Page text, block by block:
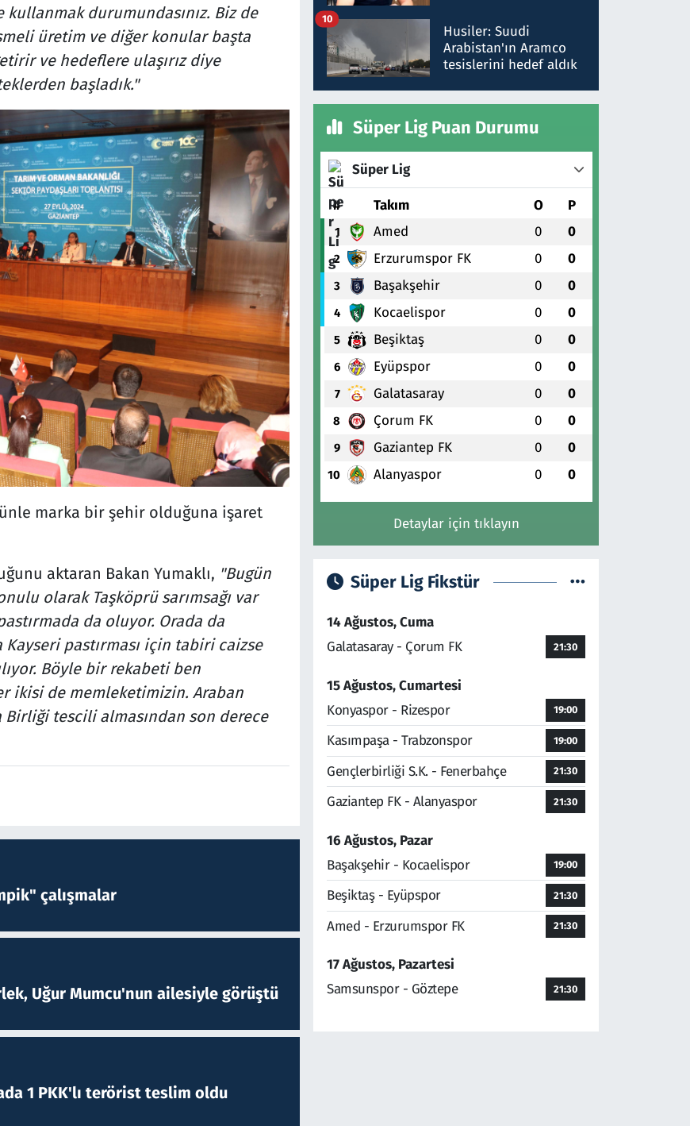
durumundasınız. Biz de
üretim ve diğer konular başta
ve hedeflere ulaşırız diye
başladık."
marka bir şehir olduğuna işaret
aktaran Bakan Yumaklı, "Bugün
olarak Taşköprü sarımsağı var
da oluyor. Orada da
pastırması için tabiri caizse
Böyle bir rekabeti ben
ikisi de memleketimizin. Araban
Birliği tescili almasından son derece
çalışmalar
Uğur Mumcu'nun ailesiyle görüştü
1 PKK'lı terörist teslim oldu
talimat verdi, ben
gönderdim
Husiler: Suudi
Arabistan'ın Aramco
tesislerini hedef aldık
10
Süper Lig Puan Durumu
Süper Lig
# Takım O P
1 Amed 0 0
2 Erzurumspor FK 0 0
3 Başakşehir 0 0
4 Kocaelispor 0 0
5 Beşiktaş 0 0
6 Eyüpspor 0 0
7 Galatasaray 0 0
8 Çorum FK 0 0
9 Gaziantep FK 0 0
10 Alanyaspor 0 0
Detaylar için tıklayın
Süper Lig Fikstür
14 Ağustos, Cuma
Galatasaray - Çorum FK
21:30
15 Ağustos, Cumartesi
Konyaspor - Rizespor
19:00
Kasımpaşa - Trabzonspor 19:00
Gençlerbirliği S.K. - Fenerbahçe 21:30
Gaziantep FK - Alanyaspor 21:30
16 Ağustos, Pazar
Başakşehir - Kocaelispor
19:00
Beşiktaş - Eyüpspor 21:30
Amed - Erzurumspor FK 21:30
17 Ağustos, Pazartesi
Samsunspor - Göztepe
21:30